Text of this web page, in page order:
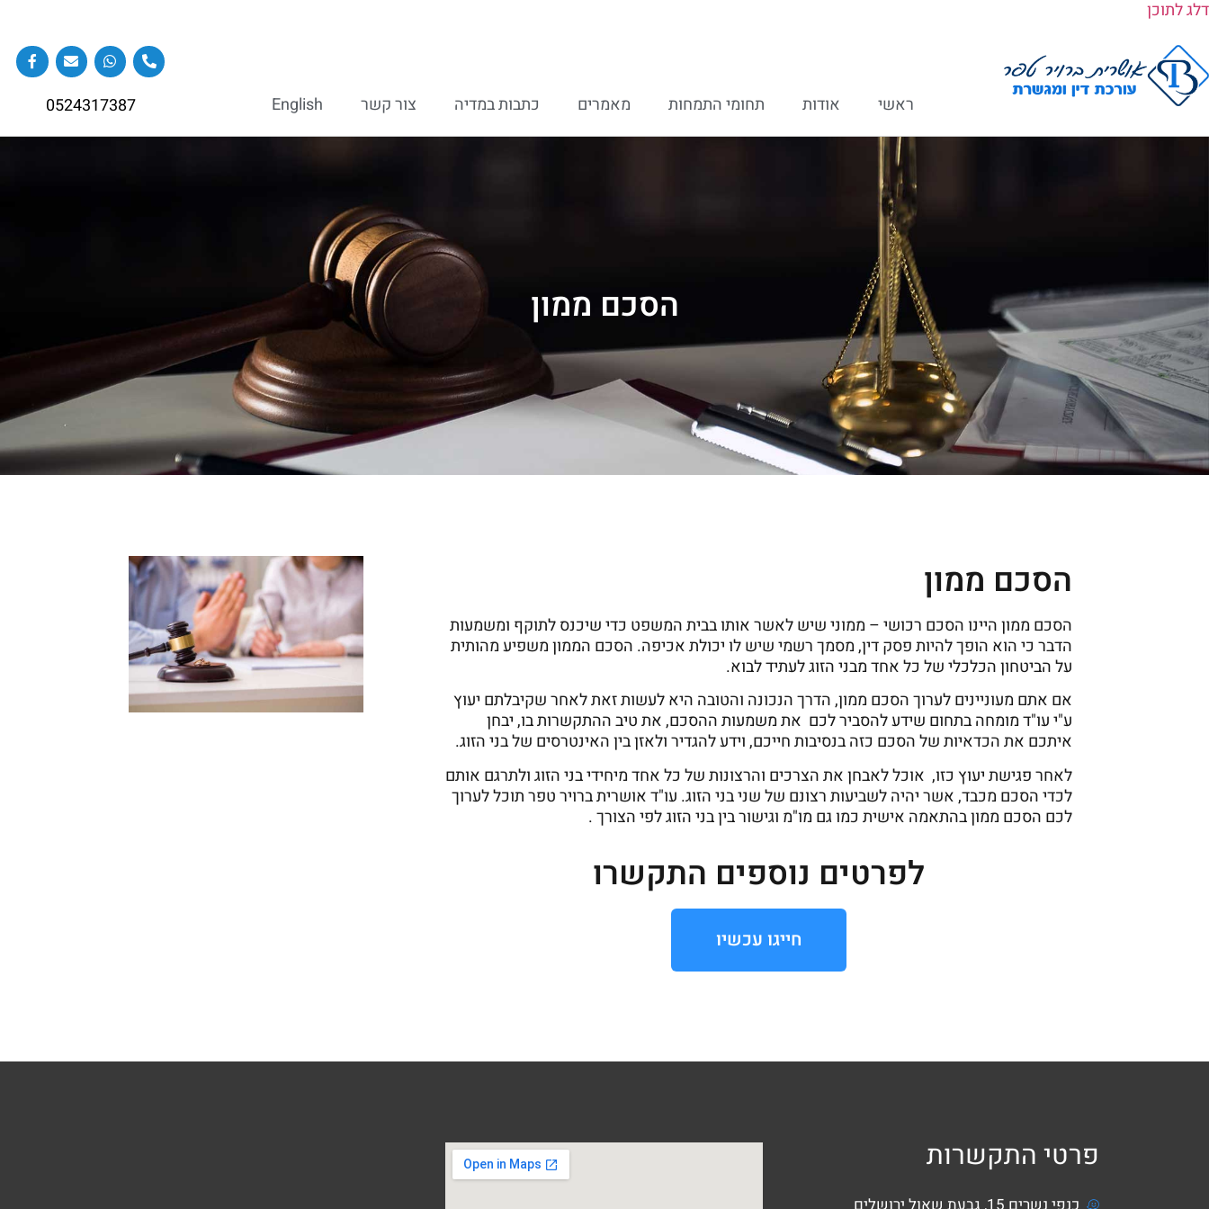
דלג לתוכן
ראשי אודות תחומי התמחות מאמרים כתבות במדיה צור קשר English
0524317387
הסכם ממון
הסכם ממון
הסכם ממון היינו הסכם רכושי – ממוני שיש לאשר אותו בבית המשפט כדי שיכנס לתוקף ומשמעות
הדבר כי הוא הופך להיות פסק דין, מסמך רשמי שיש לו יכולת אכיפה. הסכם הממון משפיע מהותית
על הביטחון הכלכלי של כל אחד מבני הזוג לעתיד לבוא.
אם אתם מעוניינים לערוך הסכם ממון, הדרך הנכונה והטובה היא לעשות זאת לאחר שקיבלתם יעוץ
ע"י עו"ד מומחה בתחום שידע להסביר לכם את משמעות ההסכם, את טיב ההתקשרות בו, יבחן
איתכם את הכדאיות של הסכם כזה בנסיבות חייכם, וידע להגדיר ולאזן בין האינטרסים של בני הזוג.
לאחר פגישת יעוץ כזו, אוכל לאבחן את הצרכים והרצונות של כל אחד מיחידי בני הזוג ולתרגם אותם
לכדי הסכם מכבד, אשר יהיה לשביעות רצונם של שני בני הזוג. עו"ד אושרית ברויר טפר תוכל לערוך
לכם הסכם ממון בהתאמה אישית כמו גם מו"מ וגישור בין בני הזוג לפי הצורך .
לפרטים נוספים התקשרו
חייגו עכשיו
פרטי התקשרות